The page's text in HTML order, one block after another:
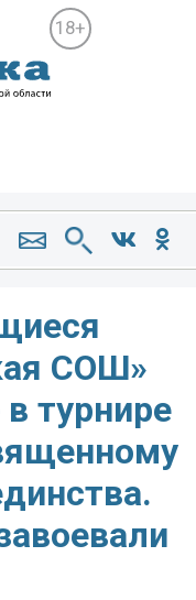
18+
СОШ»
турнире